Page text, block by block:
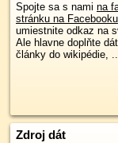
Spojte sa s nami na
stránku na Facebooku
umiestnite odkaz na
Ale hlavne doplňte
články do wikipédie,
Zdroj dát